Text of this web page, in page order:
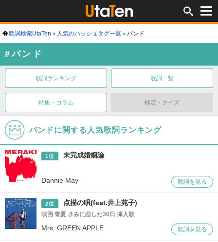
歌詞検索UtaTen 人気のハッシュタグ一覧 バンド
#バンド
歌詞ランキング 歌詞一覧
特集・コラム 検定・クイズ
バンドに関する人気歌詞ランキング
1位 未完成婚姻論
Dannie May 歌詞を見る
2位 点描の唄(feat.井上苑子)
映画 青夏 きみに恋した30日 挿入歌
Mrs. GREEN APPLE 歌詞を見る